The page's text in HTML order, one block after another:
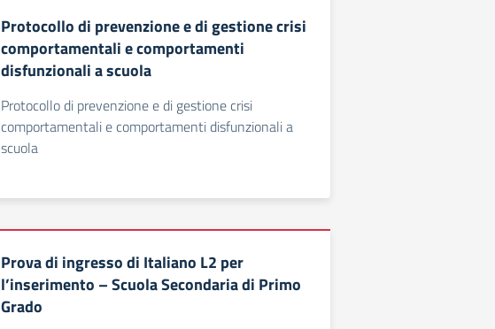
Protocollo di prevenzione e di gestione crisi
comportamentali e comportamenti
disfunzionali a scuola
Protocollo di prevenzione e di gestione crisi
comportamentali e comportamenti disfunzionali a
scuola
Prova di ingresso di Italiano L2 per
l’inserimento – Scuola Secondaria di Primo
Grado